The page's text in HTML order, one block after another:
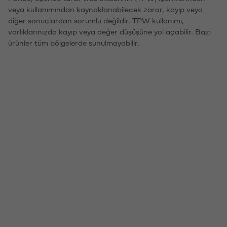
veya kullanımından kaynaklanabilecek zarar, kayıp veya
diğer sonuçlardan sorumlu değildir. TPW kullanımı,
varlıklarınızda kayıp veya değer düşüşüne yol açabilir. Bazı
ürünler tüm bölgelerde sunulmayabilir.